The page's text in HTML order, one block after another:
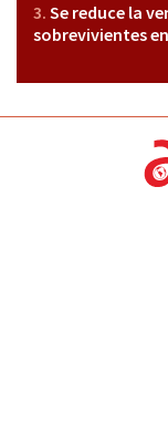
Se reduce la
sobrevivientes